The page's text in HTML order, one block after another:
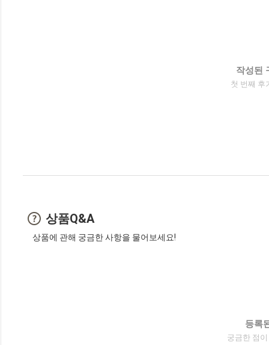
작성된
첫 번째 후
상품Q&A
상품에 관해 궁금한 사항을 물어보세요!
등록
궁금한 점